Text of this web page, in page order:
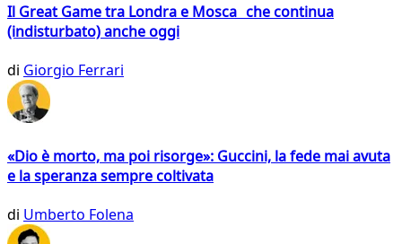
Il Great Game tra Londra e Mosca che continua
(indisturbato) anche oggi
di Giorgio Ferrari
«Dio è morto, ma poi risorge»: Guccini, la fede mai avuta
e la speranza sempre coltivata
di Umberto Folena